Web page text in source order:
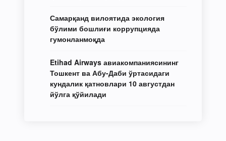
Самарқанд вилоятида экология
бўлими бошлиғи коррупцияда
гумонланмоқда
Etihad Airways авиакомпаниясининг
Тошкент ва Абу-Даби ўртасидаги
кундалик қатновлари 10 августдан
йўлга қўйилади